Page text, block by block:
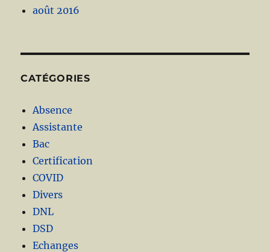
août 2016
CATÉGORIES
Absence
Assistante
Bac
Certification
COVID
Divers
DNL
DSD
Echanges